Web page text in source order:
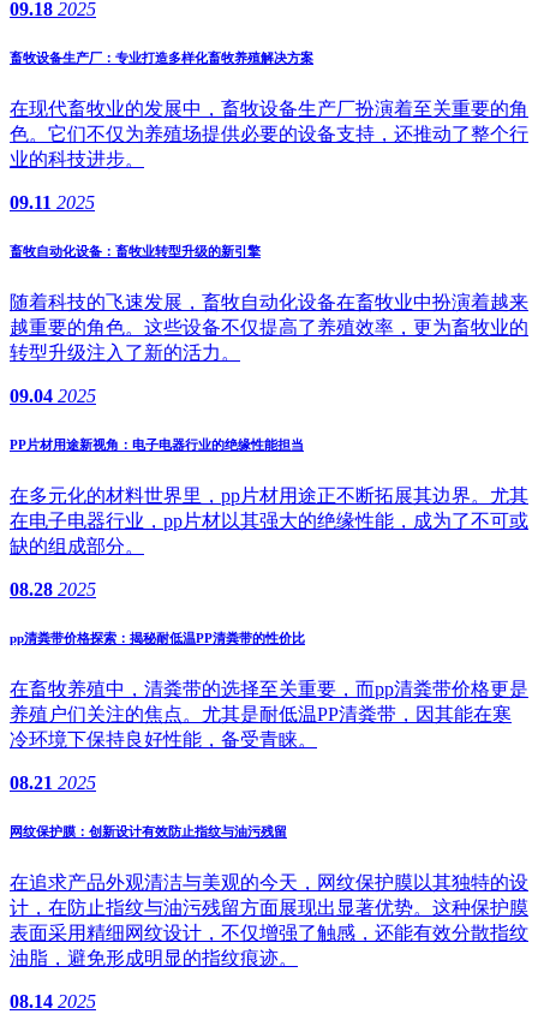
09.18 2025
畜牧设备生产厂：专业打造多样化畜牧养殖解决方案
在现代畜牧业的发展中，畜牧设备生产厂扮演着至关重要的角
色。它们不仅为养殖场提供必要的设备支持，还推动了整个行
业的科技进步。
09.11 2025
畜牧自动化设备：畜牧业转型升级的新引擎
随着科技的飞速发展，畜牧自动化设备在畜牧业中扮演着越来
越重要的角色。这些设备不仅提高了养殖效率，更为畜牧业的
转型升级注入了新的活力。
09.04 2025
PP片材用途新视角：电子电器行业的绝缘性能担当
在多元化的材料世界里，pp片材用途正不断拓展其边界。尤其
在电子电器行业，pp片材以其强大的绝缘性能，成为了不可或
缺的组成部分。
08.28 2025
pp清粪带价格探索：揭秘耐低温PP清粪带的性价比
在畜牧养殖中，清粪带的选择至关重要，而pp清粪带价格更是
养殖户们关注的焦点。尤其是耐低温PP清粪带，因其能在寒
冷环境下保持良好性能，备受青睐。
08.21 2025
网纹保护膜：创新设计有效防止指纹与油污残留
在追求产品外观清洁与美观的今天，网纹保护膜以其独特的设
计，在防止指纹与油污残留方面展现出显著优势。这种保护膜
表面采用精细网纹设计，不仅增强了触感，还能有效分散指纹
油脂，避免形成明显的指纹痕迹。
08.14 2025